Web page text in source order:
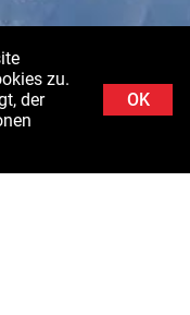
zu.
der
OK